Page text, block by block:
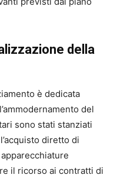
della
è dedicata
del
sono stati stanziati
diretto di
il ricorso ai contratti di